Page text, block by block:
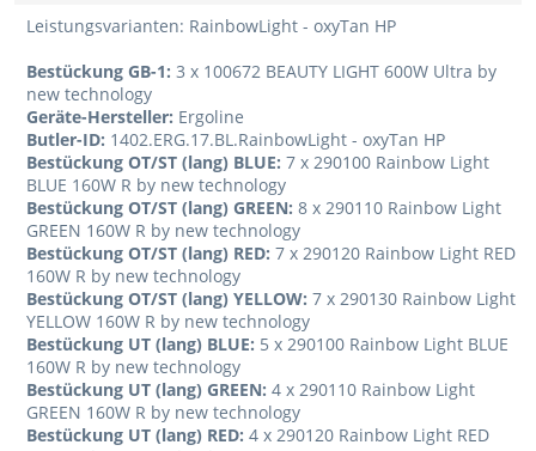
Leistungsvarianten: RainbowLight - oxyTan HP
Bestückung GB-1: 3 x 100672 BEAUTY LIGHT 600W Ultra by
new technology
Geräte-Hersteller: Ergoline
Butler-ID: 1402.ERG.17.BL.RainbowLight - oxyTan HP
Bestückung OT/ST (lang) BLUE: 7 x 290100 Rainbow Light
BLUE 160W R by new technology
Bestückung OT/ST (lang) GREEN: 8 x 290110 Rainbow Light
GREEN 160W R by new technology
Bestückung OT/ST (lang) RED: 7 x 290120 Rainbow Light RED
160W R by new technology
Bestückung OT/ST (lang) YELLOW: 7 x 290130 Rainbow Light
YELLOW 160W R by new technology
Bestückung UT (lang) BLUE: 5 x 290100 Rainbow Light BLUE
160W R by new technology
Bestückung UT (lang) GREEN: 4 x 290110 Rainbow Light
GREEN 160W R by new technology
Bestückung UT (lang) RED: 4 x 290120 Rainbow Light RED